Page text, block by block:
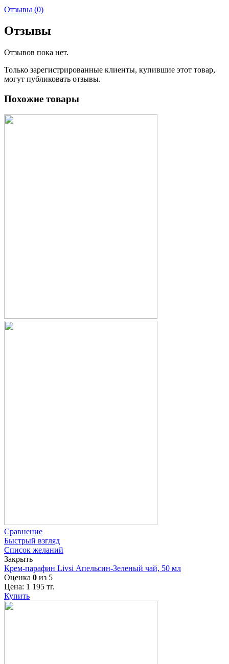
Отзывы (0)
Отзывы
Отзывов пока нет.
Только зарегистрированные клиенты, купившие этот товар,
могут публиковать отзывы.
Похожие товары
Сравнение
Быстрый взгляд
Список желаний
Закрыть
Крем-парафин Livsi Апельсин-Зеленый чай, 50 мл
Оценка 0 из 5
Цена: 1 195 тг.
Купить